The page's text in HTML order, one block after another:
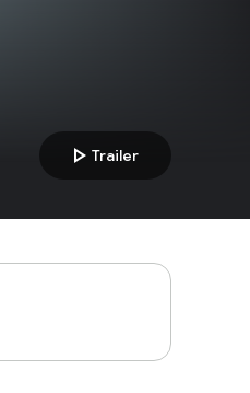
play_arrow Trailer